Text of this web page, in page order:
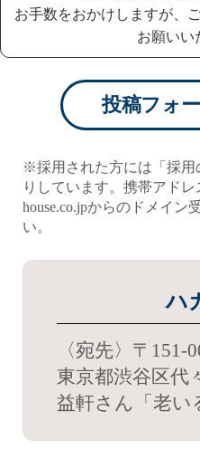
お手数をおかけしますが、
お願いい
投稿フォ
※採用された方には「採用
りしています。携帯アド
house.co.jpからのドメイン
い。
ハ
〈宛先〉〒151-
東京都渋谷区代
益軒さん「老い